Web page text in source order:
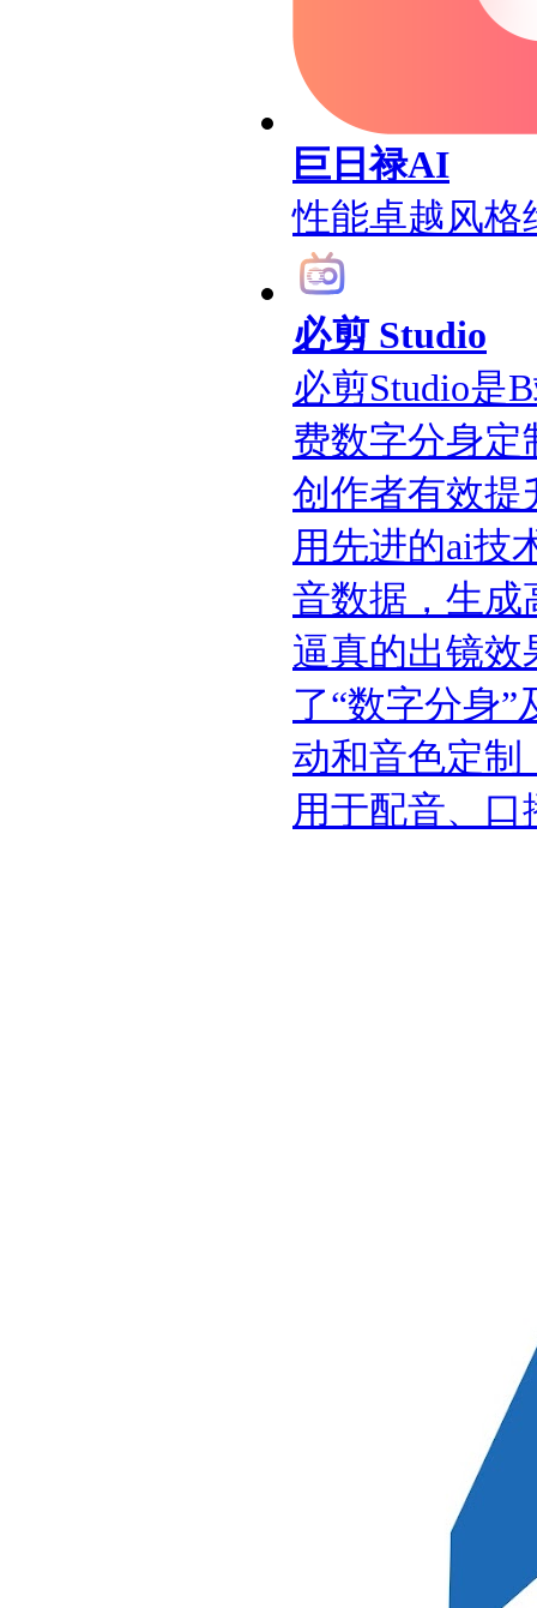
巨日禄AI
性能卓越风
必剪 Studio
必剪Studio是
费数字分身定
创作者有效提
用先进的ai技
音数据，生成
逼真的出镜效
了“数字分身”
动和音色定制
用于配音、口